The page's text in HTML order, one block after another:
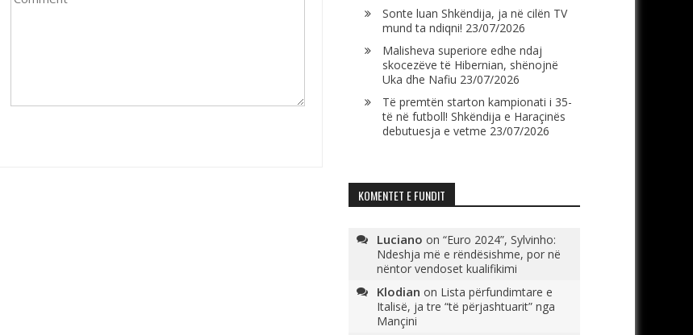
Sonte luan Shkëndija, ja në cilën TV
mund ta ndiqni! 23/07/2026
Malisheva superiore edhe ndaj
skocezëve të Hibernian, shënojnë
Uka dhe Nafiu 23/07/2026
Të premtën starton kampionati i 35-
të në futboll! Shkëndija e Haraçinës
debutuesja e vetme 23/07/2026
KOMENTET E FUNDIT
Luciano on “Euro 2024”, Sylvinho:
Ndeshja më e rëndësishme, por në
nëntor vendoset kualifikimi
Klodian on Lista përfundimtare e
Italisë, ja tre “të përjashtuarit” nga
Mançini